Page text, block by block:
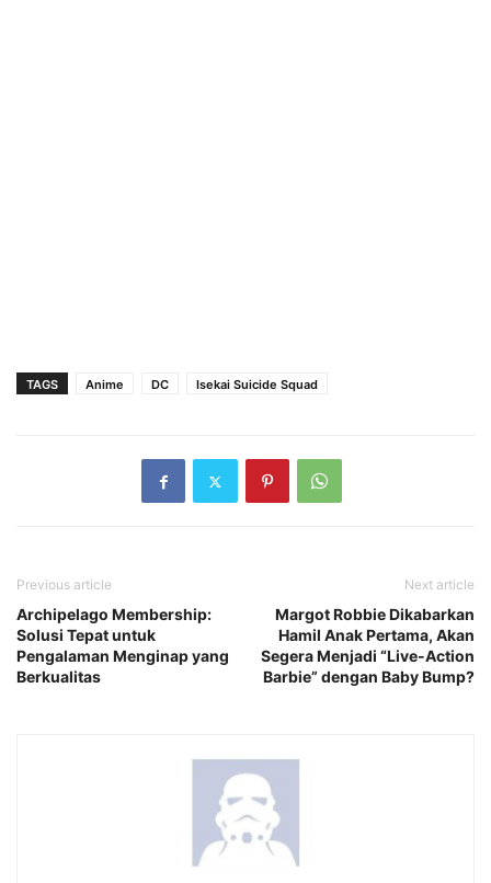
TAGS Anime DC Isekai Suicide Squad
Previous article
Archipelago Membership:
Solusi Tepat untuk
Pengalaman Menginap yang
Berkualitas
Next article
Margot Robbie Dikabarkan
Hamil Anak Pertama, Akan
Segera Menjadi “Live-Action
Barbie” dengan Baby Bump?